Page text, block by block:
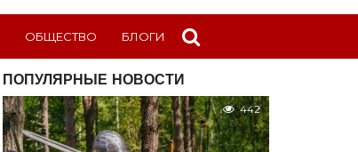
ОБЩЕСТВО БЛОГИ
ПОПУЛЯРНЫЕ НОВОСТИ
442